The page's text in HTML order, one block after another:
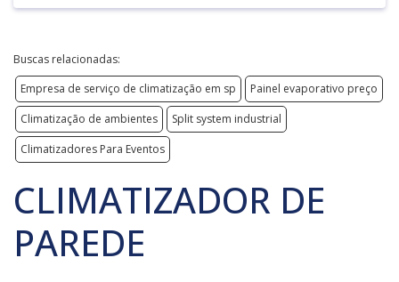
Buscas relacionadas:
Empresa de serviço de climatização em sp
Painel evaporativo preço
Climatização de ambientes
Split system industrial
Climatizadores Para Eventos
CLIMATIZADOR DE
PAREDE